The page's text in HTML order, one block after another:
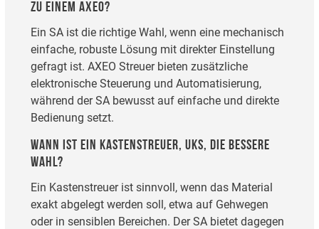
ZU EINEM AXEO?
Ein SA ist die richtige Wahl, wenn eine mechanisch
einfache, robuste Lösung mit direkter Einstellung
gefragt ist. AXEO Streuer bieten zusätzliche
elektronische Steuerung und Automatisierung,
während der SA bewusst auf einfache und direkte
Bedienung setzt.
WANN IST EIN KASTENSTREUER, UKS, DIE BESSERE
WAHL?
Ein Kastenstreuer ist sinnvoll, wenn das Material
exakt abgelegt werden soll, etwa auf Gehwegen
oder in sensiblen Bereichen. Der SA bietet dagegen